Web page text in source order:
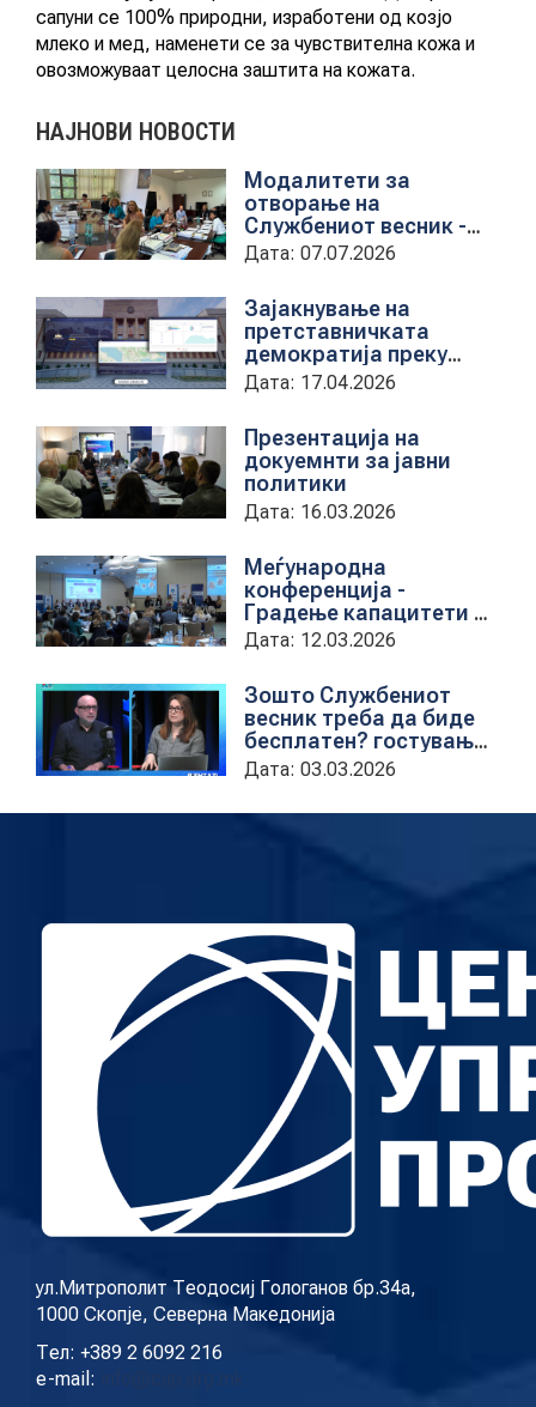
ENG
сапуни се 100% природни, изработени од козјо
млеко и мед, наменети се за чувствителна кожа и
овозможуваат целосна заштита на кожата.
НАЈНОВИ НОВОСТИ
Модалитети за
отворање на
Службениот весник -
Средба со
претставници на ЈП
службен весник
Дата: 07.07.2026
Зајакнување на
претставничката
демократија преку
дигитална алатка
kancelarii.sobranie.mk
Дата: 17.04.2026
Презентација на
докуемнти за јавни
политики
Дата: 16.03.2026
Меѓународна
конференција -
Градење капацитети на
институциите за обука
на државни
службеници
Дата: 12.03.2026
Зошто Службениот
весник треба да биде
бесплатен? гостување
на проектната
кородинаторка во ЦУП
Анета Иванова
поткастот Rishatzi
Дата: 03.03.2026
ул.Митрополит Теодосиј Гологанов бр.34а,
1000 Скопје, Северна Македонија
Тел: +389 2 6092 216
e-mail: